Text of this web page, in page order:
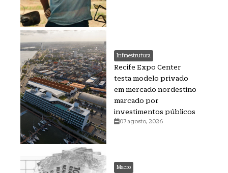
Infraestrutura
Recife Expo Center
testa modelo privado
em mercado nordestino
marcado por
investimentos públicos
07 agosto, 2026
Macro